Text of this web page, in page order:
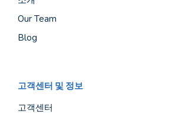
Our Team
Blog
고객센터 및 정보
고객센터